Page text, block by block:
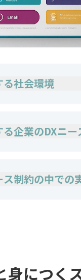
る社会環境
る企業のDXニー
ス制約の中での
身につく